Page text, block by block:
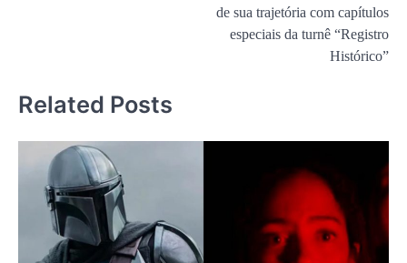
de sua trajetória com capítulos
especiais da turnê “Registro
Histórico”
Related Posts